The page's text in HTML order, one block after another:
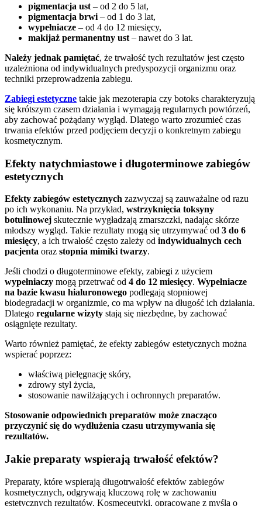
pigmentacja ust – od 2 do 5 lat,
pigmentacja brwi – od 1 do 3 lat,
wypełniacze – od 4 do 12 miesięcy,
makijaż permanentny ust – nawet do 3 lat.
Należy jednak pamiętać, że trwałość tych rezultatów jest często
uzależniona od indywidualnych predyspozycji organizmu oraz
techniki przeprowadzenia zabiegu.
Zabiegi estetyczne takie jak mezoterapia czy botoks charakteryzują
się krótszym czasem działania i wymagają regularnych powtórzeń,
aby zachować pożądany wygląd. Dlatego warto zrozumieć czas
trwania efektów przed podjęciem decyzji o konkretnym zabiegu
kosmetycznym.
Efekty natychmiastowe i długoterminowe zabiegów
estetycznych
Efekty zabiegów estetycznych zazwyczaj są zauważalne od razu
po ich wykonaniu. Na przykład, wstrzyknięcia toksyny
botulinowej skutecznie wygładzają zmarszczki, nadając skórze
młodszy wygląd. Takie rezultaty mogą się utrzymywać od 3 do 6
miesięcy, a ich trwałość często zależy od indywidualnych cech
pacjenta oraz stopnia mimiki twarzy.
Jeśli chodzi o długoterminowe efekty, zabiegi z użyciem
wypełniaczy mogą przetrwać od 4 do 12 miesięcy. Wypełniacze
na bazie kwasu hialuronowego podlegają stopniowej
biodegradacji w organizmie, co ma wpływ na długość ich działania.
Dlatego regularne wizyty stają się niezbędne, by zachować
osiągnięte rezultaty.
Warto również pamiętać, że efekty zabiegów estetycznych można
wspierać poprzez:
właściwą pielęgnację skóry,
zdrowy styl życia,
stosowanie nawilżających i ochronnych preparatów.
Stosowanie odpowiednich preparatów może znacząco
przyczynić się do wydłużenia czasu utrzymywania się
rezultatów.
Jakie preparaty wspierają trwałość efektów?
Preparaty, które wspierają długotrwałość efektów zabiegów
kosmetycznych, odgrywają kluczową rolę w zachowaniu
estetycznych rezultatów. Kosmeceutyki, opracowane z myślą o